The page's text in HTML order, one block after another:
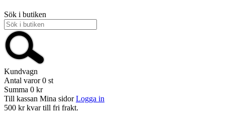
Sök i butiken
Kundvagn
Antal varor 0 st
Summa 0 kr
Till kassan Mina sidor Logga in
500 kr kvar till fri frakt.